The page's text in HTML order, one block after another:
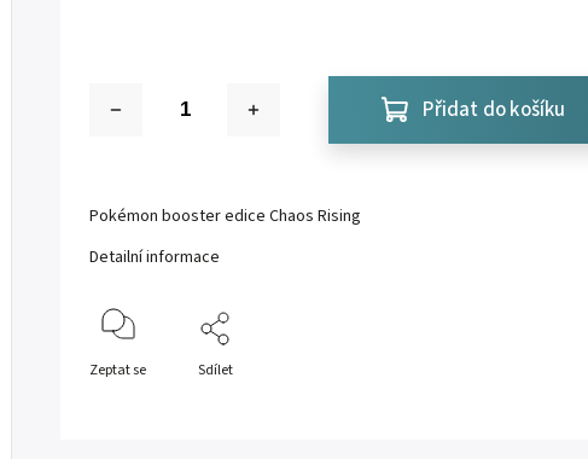
Přidat do košíku
Pokémon booster edice Chaos Rising
Detailní informace
Zeptat se Sdílet